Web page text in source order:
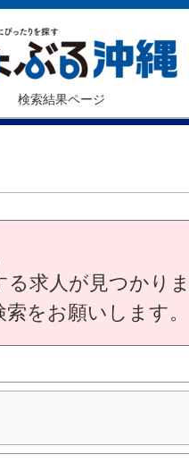
検索結果ページ
る求人が見つかり
をお願いします。